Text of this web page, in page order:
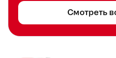
Смотреть